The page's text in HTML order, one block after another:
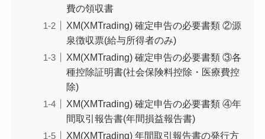
費の領収書
XM(XMTrading) 確定申告の必要書類 ②源
泉徴収票(給与所得者のみ)
XM(XMTrading) 確定申告の必要書類 ③各
種控除証明書(社会保険料控除・医療費控
除)
XM(XMTrading) 確定申告の必要書類 ④年
間取引報告書(年間損益報告書)
XM(XMTrading) 年間取引報告書の発行方